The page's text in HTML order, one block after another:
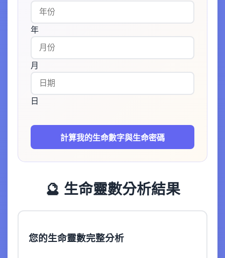
年
月
日
計算我的生命數字與生命密碼
🔮 生命靈數分析結果
您的生命靈數完整分析